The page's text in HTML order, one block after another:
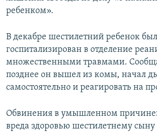
ребенком».
В декабре шестилетний ребенок был
госпитализирован в отделение
множественными травмами.
позднее он вышел из комы, начал
самостоятельно и реагировать на
Обвинения в умышленном
вреда здоровью шестилетнему